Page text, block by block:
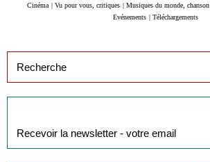
Cinéma
Vu pour vous, critiques Musiques du monde, chanson
Evénements
Téléchargements